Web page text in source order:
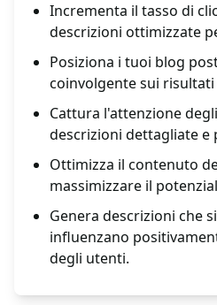
Incrementa il tasso di
descrizioni ottimizzate
Posiziona i tuoi blog
coinvolgente sui risultati
Cattura l'attenzione
descrizioni dettagliate e
Ottimizza il contenuto
massimizzare il
Genera descrizioni che
influenzano
degli utenti.